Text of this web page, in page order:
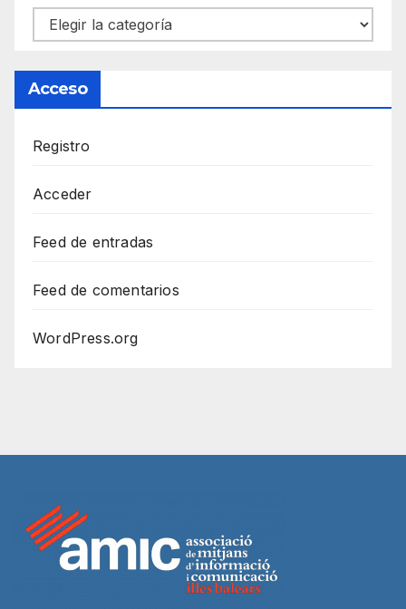
Categorías
Acceso
Registro
Acceder
Feed de entradas
Feed de comentarios
WordPress.org